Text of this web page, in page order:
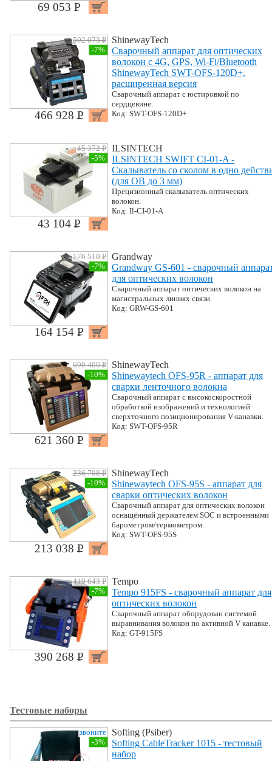
69 053 P УБ.
502 073 PУБ.
-7%
466 928 P УБ.
ShinewayTech
Сварочный аппарат для оптических
волокон с 4G, GPS, Wi-Fi/Bluetooth
ShinewayTech SWT-OFS-120D+,
расширенная версия
Сварочный аппарат с юстировкой по
сердцевине.
Код: SWT-OFS-120D+
45 372 PУБ.
-5%
43 104 P УБ.
ILSINTECH
ILSINTECH SWIFT CI-01-A -
Скалыватель со сколом в одно
(для ОВ до 3 мм)
Прецизионный скалыватель оптических
волокон.
Код: Il-CI-01-A
176 510 PУБ.
-7%
164 154 P УБ.
Grandway
Grandway GS-601 - cварочный
для оптических волокон
Сварочный аппарат оптических волокон на
магистральных линиях связи.
Код: GRW-GS-601
690 400 PУБ.
-10%
621 360 P УБ.
ShinewayTech
Shinewaytech OFS-95R - аппарат для
сварки ленточного волокна
Сварочный аппарат с высокоскоростной
обработкой изображений и технологией
сверхточного позиционирования V-канавки.
Код: SWT-OFS-95R
236 708 PУБ.
-10%
213 038 P УБ.
ShinewayTech
Shinewaytech OFS-95S - аппарат для
сварки оптических волокон
Сварочный аппарат для оптических волокон
оснащённый держателем SOC и встроенными
барометром/термометром.
Код: SWT-OFS-95S
419 643 PУБ.
-7%
390 268 P УБ.
Tempo
Tempo 915FS - сварочный аппарат для
оптических волокон
Сварочный аппарат оборудован системой
выравнивания волокон по активной V канавке.
Код: GT-915FS
Тестовые наборы
звоните
-3%
Softing (Psiber)
Softing CableTracker 1015 - тестовый
набор